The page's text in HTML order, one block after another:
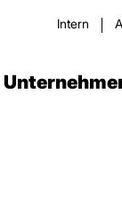
Intern